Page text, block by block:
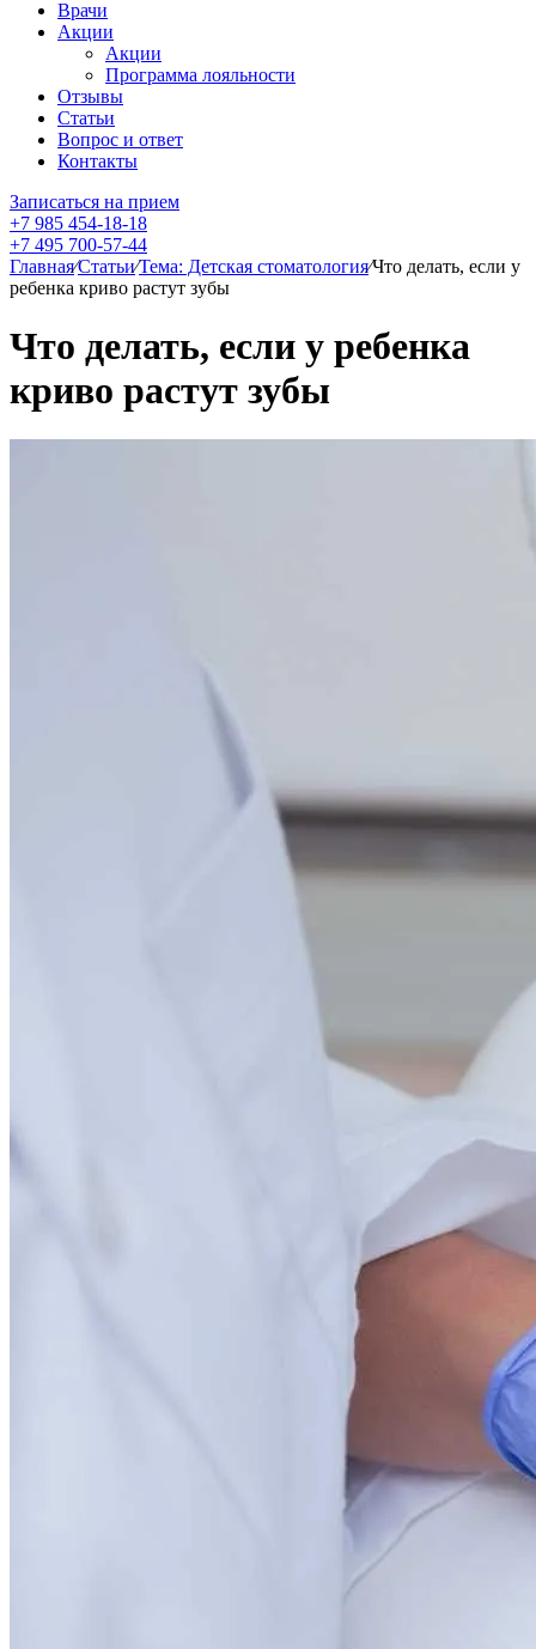
Врачи
Акции
Акции
Программа лояльности
Отзывы
Статьи
Вопрос и ответ
Контакты
Записаться на прием
+7 985 454-18-18
+7 495 700-57-44
Главная⁄Статьи⁄Тема: Детская стоматология⁄Что делать, если у
ребенка криво растут зубы
Что делать, если у ребенка
криво растут зубы